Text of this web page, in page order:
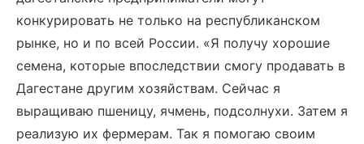
конкурировать не только на республиканском
рынке, но и по всей России. «Я получу хорошие
семена, которые впоследствии смогу продавать в
Дагестане другим хозяйствам. Сейчас я
выращиваю пшеницу, ячмень, подсолнухи. Затем я
реализую их фермерам. Так я помогаю своим